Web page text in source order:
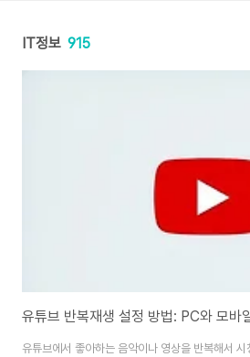
IT정보 915
유튜브에서 좋아하는 음악이나 영상을 반복해서 시